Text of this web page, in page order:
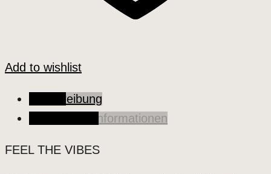
Add to wishlist
Beschreibung
Zusätzliche Informationen
FEEL THE VIBES